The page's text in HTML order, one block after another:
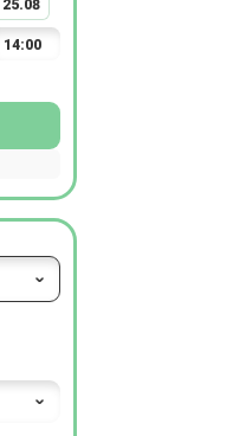
25.08
14:00